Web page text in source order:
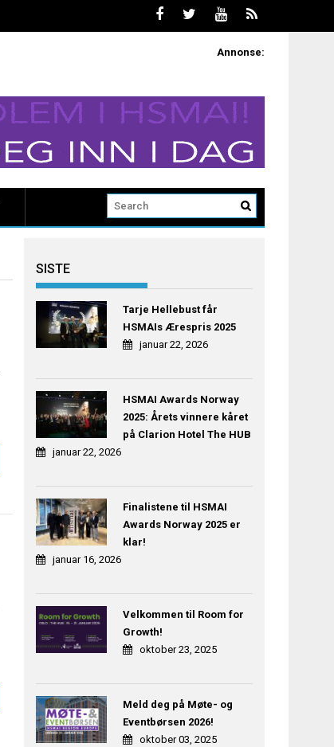
Annonse:
SISTE
Tarje Hellebust får
HSMAIs Ærespris 2025
januar 22, 2026
HSMAI Awards Norway
2025: Årets vinnere kåret
på Clarion Hotel The HUB
januar 22, 2026
Finalistene til HSMAI
Awards Norway 2025 er
klar!
januar 16, 2026
Velkommen til Room for
Growth!
oktober 23, 2025
Meld deg på Møte- og
Eventbørsen 2026!
oktober 03, 2025